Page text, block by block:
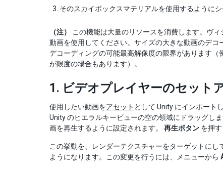
そのスカイボックスマテリアルを使用するようにシ
（注）
この機能は大量のリソースを消費します。ヴ
動画を使用してください。サイズの大きな動画のデ
デコーディングの可能最高解像度の限界があります（
が限度の場合もあります）。
1. ビデオプレイヤーのセット
使用したい動画をアセット として Unity にインポート
Unity のヒエラルキービューの空の領域にドラッグし
画を再生するように設定されます。 再生ボタン を押
この挙動を、レンダーテクスチャーをターゲットに
ようになります。この変更を行うには、メニューから